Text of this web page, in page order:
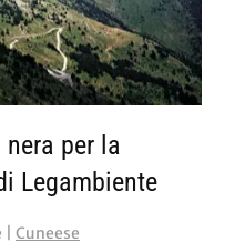
per la
Legambiente
Cuneese